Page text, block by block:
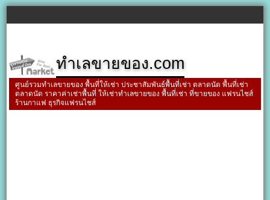
ทำเลขายของ.com
ศูนย์รวมทำเลขายของ พื้นที่ให้เช่า ประชาสัมพันธ์พื้นที่เช่า ตลาดนัด พื้นที่เช่า
ตลาดนัด ราคาค่าเช่าพื้นที่ ให้เช่าทำเลขายของ พื้นที่เช่า ที่ขายของ แฟรนไชส์
ร้านกาแฟ ธุรกิจแฟรนไชส์